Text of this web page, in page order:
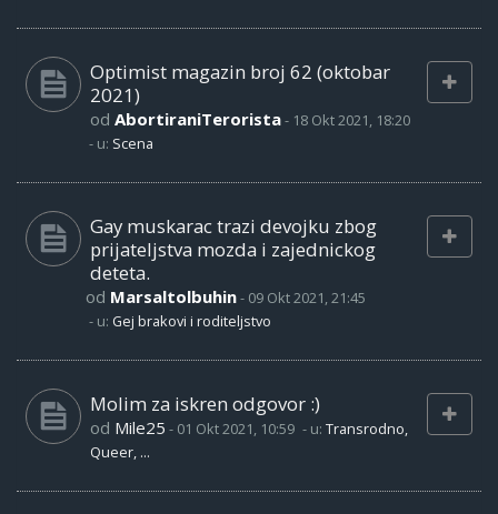
Optimist magazin broj 62 (oktobar
2021)
od AbortiraniTerorista- 18 Okt 2021, 18:20
- u: Scena
Gay muskarac trazi devojku zbog
prijateljstva mozda i zajednickog
deteta.
od Marsaltolbuhin- 09 Okt 2021, 21:45
- u: Gej brakovi i roditeljstvo
Molim za iskren odgovor :)
od Mile25 - 01 Okt 2021, 10:59 - u: Transrodno,
Queer, ...